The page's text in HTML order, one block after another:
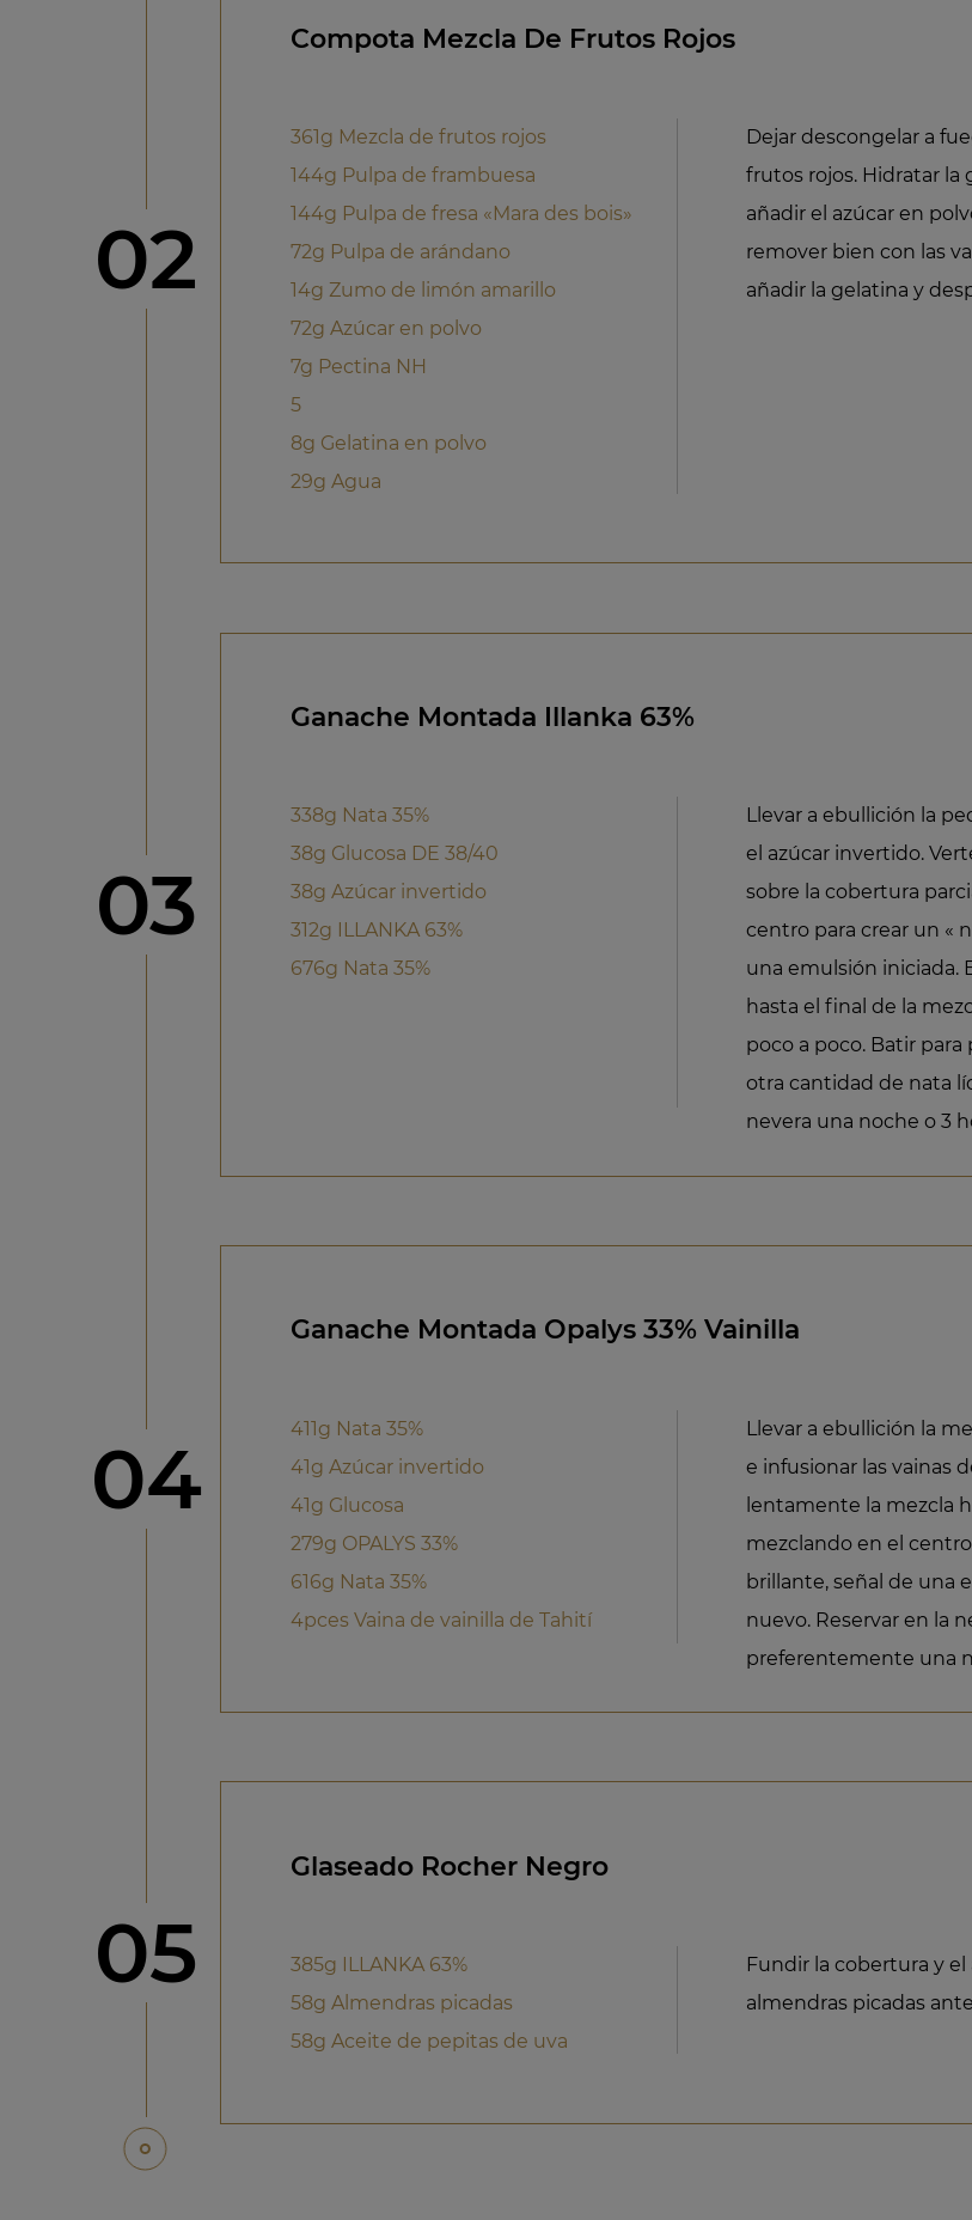
Paso
02
Compota Mezcla De Frutos Rojos
361g Mezcla de frutos rojos
144g Pulpa de frambuesa
144g Pulpa de fresa «Mara des bois»
72g Pulpa de arándano
14g Zumo de limón amarillo
72g Azúcar en polvo
7g Pectina NH
5
8g Gelatina en polvo
29g Agua
Dejar descongelar a
frutos rojos. Hidratar la
añadir el azúcar en
remover bien con las
añadir la gelatina y
Paso
03
Ganache Montada Illanka 63%
338g Nata 35%
38g Glucosa DE 38/40
38g Azúcar invertido
312g ILLANKA 63%
676g Nata 35%
Llevar a ebullición la
el azúcar invertido.
sobre la cobertura
centro para crear un «
una emulsión iniciada.
hasta el final de la
poco a poco. Batir
otra cantidad de nata
nevera una noche o 3
Paso
04
Ganache Montada Opalys 33% Vainilla
411g Nata 35%
41g Azúcar invertido
41g Glucosa
279g OPALYS 33%
616g Nata 35%
4pces Vaina de vainilla de Tahití
Llevar a ebullición la
e infusionar las vainas
lentamente la mezcla
mezclando en el
brillante, señal de una
nuevo. Reservar en la
preferentemente una
Paso
05
Glaseado Rocher Negro
385g ILLANKA 63%
58g Almendras picadas
58g Aceite de pepitas de uva
Fundir la cobertura y
almendras picadas